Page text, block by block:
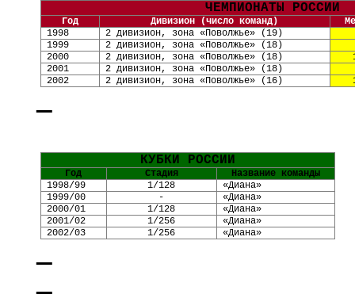
ЧЕМПИОНАТЫ РОССИИ
Год Дивизион (число команд)
1998
2 дивизион, зона «Поволжье» (19)
1999
2 дивизион, зона «Поволжье» (18)
2000
2 дивизион, зона «Поволжье» (18)
2001
2 дивизион, зона «Поволжье» (18)
2002
2 дивизион, зона «Поволжье» (16)
КУБКИ РОССИИ
Год Стадия
Название команды
1998/99
1/128
«Диана»
1999/00
-
«Диана»
2000/01
1/128
«Диана»
2001/02
1/256
«Диана»
2002/03
1/256 «Диана»